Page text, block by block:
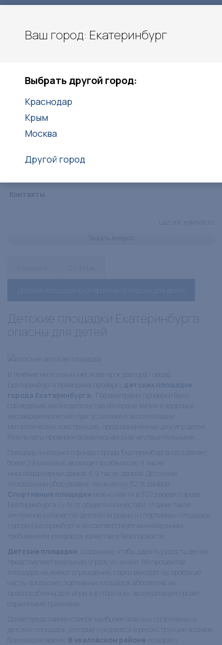
+7(938)416-27-25
Контакты
Lazurit-e@mail.ru
Детские площадки Екатеринбурга
опасны для детей
В течение нескольких месяцев прокуратура города
Екатеринбурга проводила проверку детских площадок
города Екатеринбурга.
Параметрами проверки было
соблюдение законодательства об охране жизни и здоровья
несовершеннолетних при установке и эксплуатации
металлических конструкций, предназначенных для игр детей.
Результаты проверки оказались весьма неутешительными.
Площадь жилищного фонда города Екатеринбурга составляет
более 29 млн.кв.м, включает в себя около 9 тысяч
многоквартирных домов, 6.9 тысяч дворов. Детскими
площадками оборудовано лишь около 32 % дворов.
Спортивные площадки
можно найти в 302 дворах города
Екатеринбурга (4 % от общего количества). И даже такое
ничтожное количество детских игровых и спортивных площадок
города Екатеринбурга не соответствует минимальным
требованиям комфорта, качества и безопасности.
Детские площадки
, созданные, чтобы дарить радость детям,
представляют реальную угрозу их жизни. 90 процентов
площадок не имеют ограждений, горки выходят на проезжую
часть, покрытие спортивных площадок абсолютно не
приспособлены для игры в футбол и их эксплуатация грозит
серьезными травмами.
Далее представлен список наиболее опасных спортивных и
детских площадок, которые нуждаются в реконструкции в самое
ближайшее время. В чкаловском районе по адресу
Ваш город: Екатеринбург
Выбрать другой город:
Краснодар
Крым
Москва
Другой город